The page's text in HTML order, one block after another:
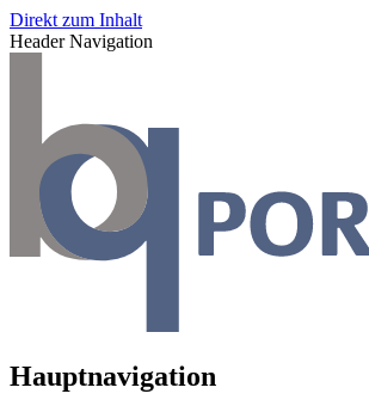
Direkt zum Inhalt
Header Navigation
Hauptnavigation